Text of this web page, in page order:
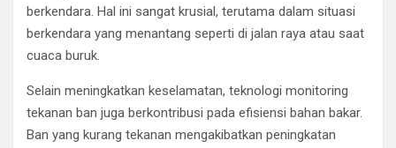
berkendara. Hal ini sangat krusial, terutama dalam situasi
berkendara yang menantang seperti di jalan raya atau saat
cuaca buruk.
Selain meningkatkan keselamatan, teknologi monitoring
tekanan ban juga berkontribusi pada efisiensi bahan bakar.
Ban yang kurang tekanan mengakibatkan peningkatan